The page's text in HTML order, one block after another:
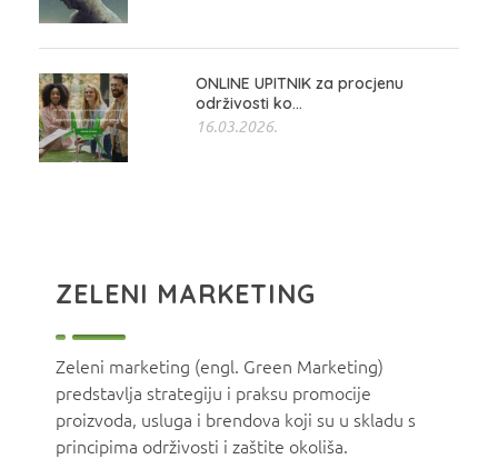
ONLINE UPITNIK za procjenu
održivosti ko...
16.03.2026.
ZELENI MARKETING
Zeleni marketing (engl. Green Marketing)
predstavlja strategiju i praksu promocije
proizvoda, usluga i brendova koji su u skladu s
principima održivosti i zaštite okoliša.